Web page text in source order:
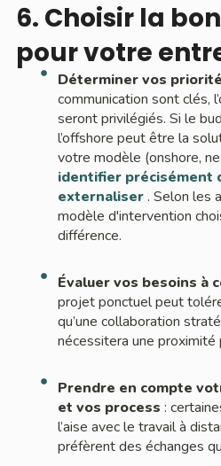
6. Choisir la
pour votre
Déterminer vos
communication sont clés,
seront privilégiés. Si le
l’offshore peut être la
votre modèle (onshore,
identifier précisément
externaliser. Selon les
modèle d'intervention
différence.
Évaluer vos besoins à
projet ponctuel peut
qu’une collaboration
nécessitera une proximité
Prendre en compte
et vos process :
l’aise avec le travail à
préfèrent des échanges